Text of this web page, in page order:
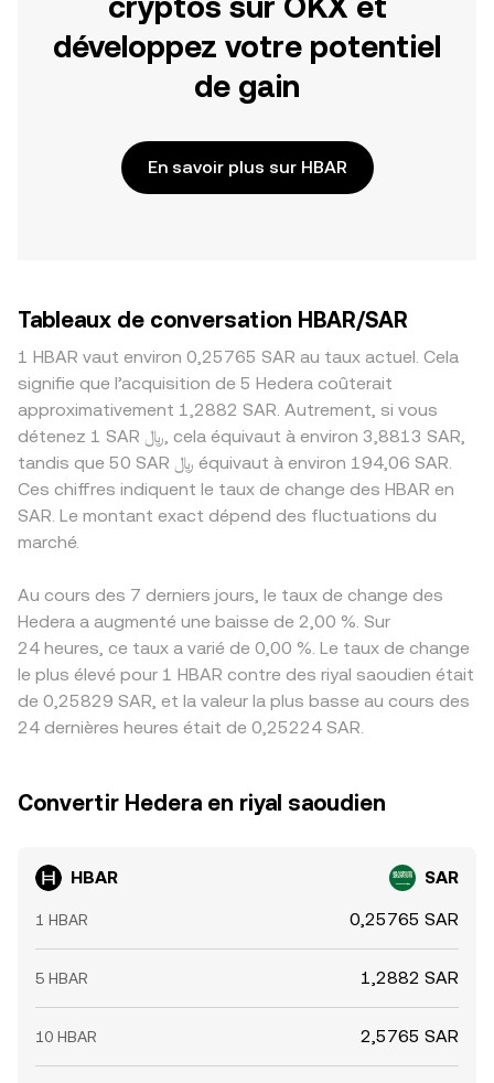
développez votre potentiel
de gain
En savoir plus sur HBAR
Tableaux de conversation HBAR/SAR
1 HBAR vaut environ 0,25765 SAR au taux actuel. Cela
signifie que l’acquisition de 5 Hedera coûterait
approximativement 1,2882 SAR. Autrement, si vous
détenez 1 SAR ﷼, cela équivaut à environ 3,8813 SAR,
tandis que 50 SAR ﷼ équivaut à environ 194,06 SAR.
Ces chiffres indiquent le taux de change des HBAR en
SAR. Le montant exact dépend des fluctuations du
marché.
Au cours des 7 derniers jours, le taux de change des
Hedera a augmenté une baisse de 2,00 %. Sur
24 heures, ce taux a varié de 0,00 %. Le taux de change
le plus élevé pour 1 HBAR contre des riyal saoudien était
de 0,25829 SAR, et la valeur la plus basse au cours des
24 dernières heures était de 0,25224 SAR.
Convertir Hedera en riyal saoudien
HBAR SAR
1 HBAR 0,25765 SAR
5 HBAR 1,2882 SAR
10 HBAR 2,5765 SAR